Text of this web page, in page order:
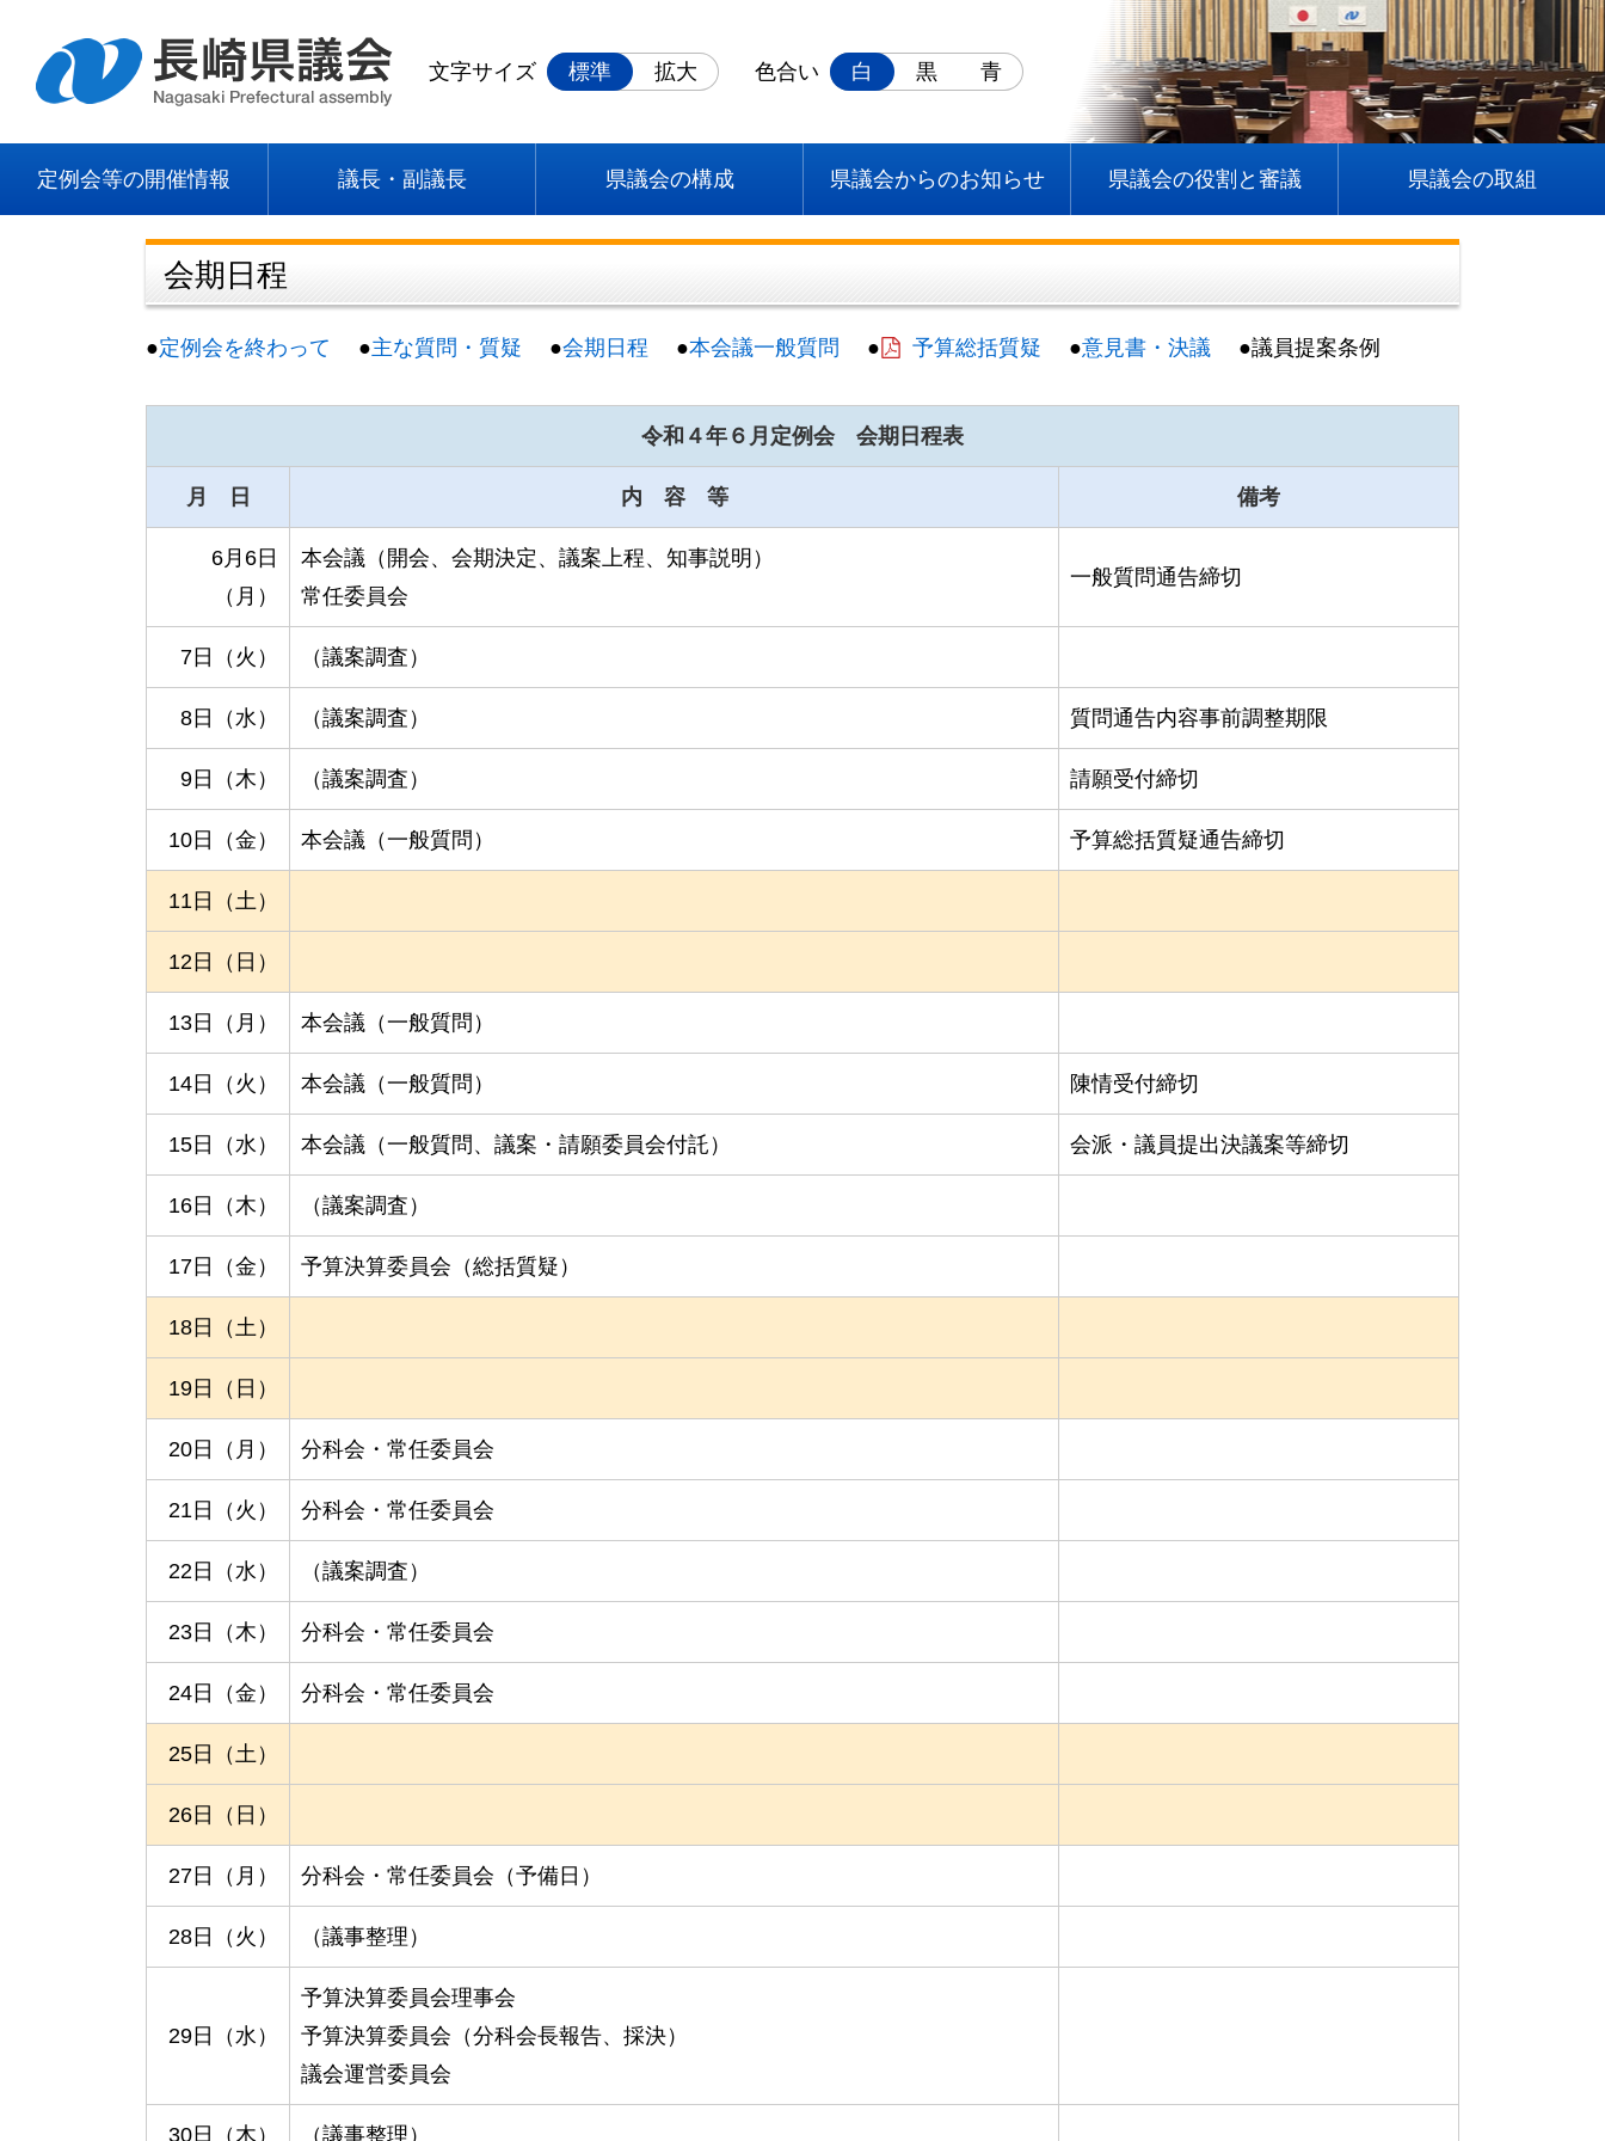
文字サイズ 標準 拡大 色合い 白 黒 青
定例会等の開催情報 議長・副議長 県議会の構成 県議会からのお知らせ 県議会の役割と審議 県議会の取組
会期日程
●定例会を終わって ●主な質問・質疑 ●会期日程 ●本会議一般質問 ● 予算総括質疑 ●意見書・決議 ●議員提案条例
令和４年６月定例会 会期日程表
月 日 内 容 等 備考
6月6日
（月）
本会議（開会、会期決定、議案上程、知事説明）
常任委員会
一般質問通告締切
7日（火） （議案調査）
8日（水） （議案調査） 質問通告内容事前調整期限
9日（木） （議案調査） 請願受付締切
10日（金） 本会議（一般質問） 予算総括質疑通告締切
11日（土）
12日（日）
13日（月） 本会議（一般質問）
14日（火） 本会議（一般質問） 陳情受付締切
15日（水） 本会議（一般質問、議案・請願委員会付託） 会派・議員提出決議案等締切
16日（木） （議案調査）
17日（金） 予算決算委員会（総括質疑）
18日（土）
19日（日）
20日（月） 分科会・常任委員会
21日（火） 分科会・常任委員会
22日（水） （議案調査）
23日（木） 分科会・常任委員会
24日（金） 分科会・常任委員会
25日（土）
26日（日）
27日（月） 分科会・常任委員会（予備日）
28日（火） （議事整理）
29日（水）
予算決算委員会理事会
予算決算委員会（分科会長報告、採決）
議会運営委員会
30日（木） （議事整理）